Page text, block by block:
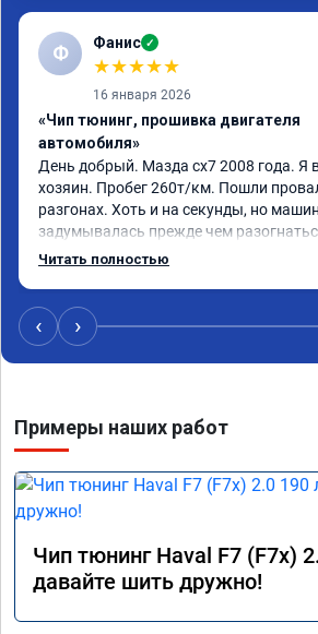
Ф Фанис ✓
★★★★★
16 января 2026
«Чип тюнинг, прошивка двигателя
автомобиля»
День добрый. Мазда сх7 2008 года. Я
хозяин. Пробег 260т/км. Пошли
разгонах. Хоть и на секунды, но
задумывалась прежде чем
назад удалял катализаторы без
сделать перепрошивку. Увидел в
объявление и решил обратиться к вам
помощью. Ребята приветливые, сразу
от заявленной. Но результатом я
Машинка не едет, а летит прям. Парням
благодарность!!!!
Читать полностью
‹ ›
Примеры наших работ
Чип тюнинг Haval F7 (F7x)
давайте шить дружно!